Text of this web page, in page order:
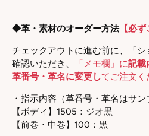
◆革・素材のオーダー方法【必ず
チェックアウトに進む前に、「
確認いただき、
「メモ欄」に記載
革番号・革名に変更してご注文く
・指示内容 （革番号・革名はサン
【ボディ】 1505：ジオ黒
【前巻・中巻】 100： 黒